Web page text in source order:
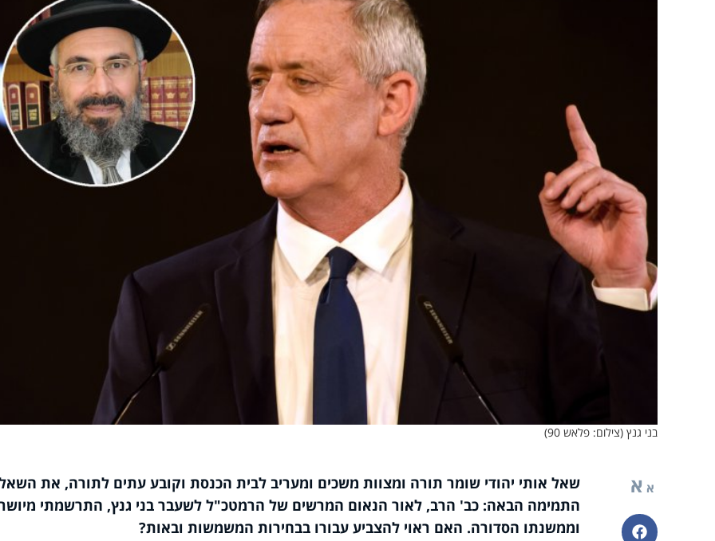
בני גנץ (צילום: פלאש 90)
א א
פייסבוק
שאל אותי יהודי שומר תורה ומצוות משכים ומעריב לבית הכנסת וקובע עתים לתורה, את
התמימה הבאה: כב' הרב, לאור הנאום המרשים של הרמטכ"ל לשעבר בני גנץ, התרשמתי
וממשנתו הסדורה. האם ראוי להצביע עבורו בבחירות המשמשות ובאות?